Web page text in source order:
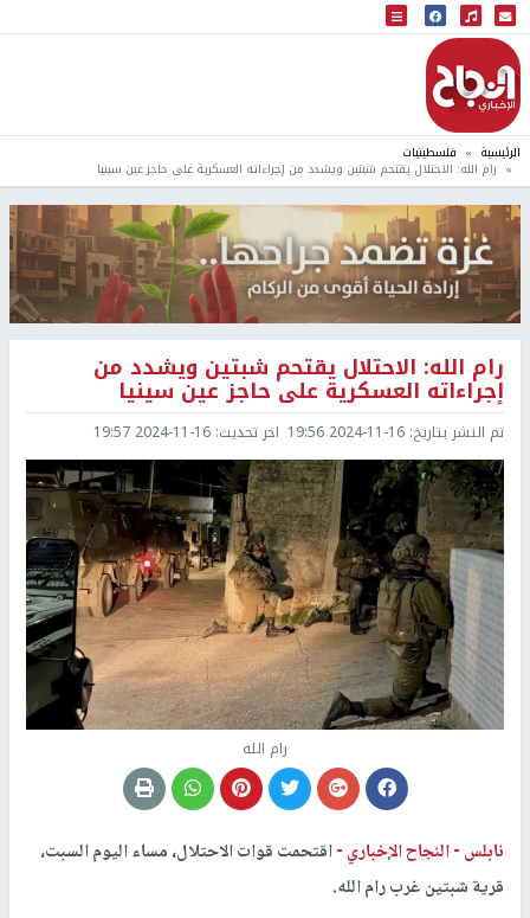
البث المباشر
إذاعة النجاح
الرئيسية فلسطينيات
رام الله: الاحتلال يقتحم شبتين ويشدد من إجراءاته العسكرية على حاجز عين سينيا
رام الله: الاحتلال يقتحم شبتين ويشدد من
إجراءاته العسكرية على حاجز عين سينيا
تم النشر بتاريخ: 2024-11-16 19:56 اخر تحديث: 2024-11-16 19:57
رام الله
نابلس -النجاح الإخباري -اقتحمت قوات الاحتلال، مساء اليوم السبت،
قرية شبتين غرب رام الله.